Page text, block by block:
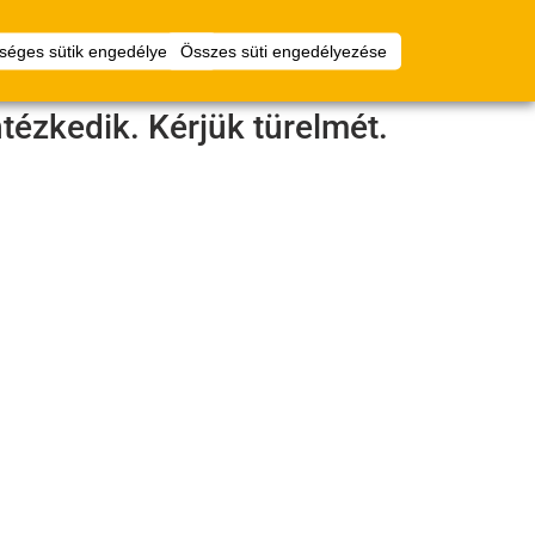
sütik engedélyezéseÖsszes süti engedélyezése
Virtuális
padlótervező
Bejelentkezés
Kérjük türelmét.